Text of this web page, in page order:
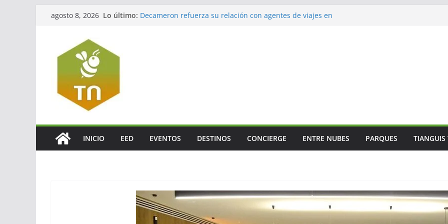
agosto 8, 2026 Lo último: Decameron refuerza su relación con agentes de viajes en
INICIO EED EVENTOS DESTINOS CONCIERGE ENTRE NUBES PARQUES TIANGUIS